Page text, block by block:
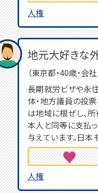
人権
地元大好きな
（東京都・40歳・会社
長期就労ビザや永
体・地方議員の投
は地域に根ぜし、
本人と同等に支払
与えています。日本
人権